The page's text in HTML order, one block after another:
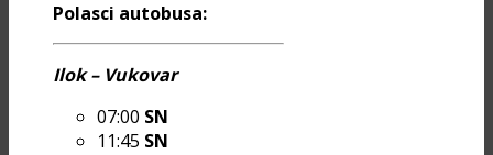
Polasci autobusa:
Ilok – Vukovar
07:00 SN
11:45 SN